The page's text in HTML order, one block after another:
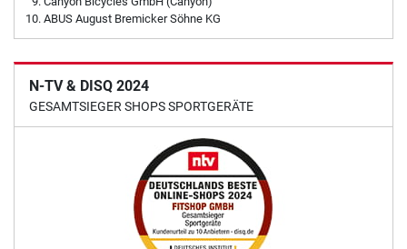
ABUS August Bremicker Söhne KG
N-TV & DISQ 2024
GESAMTSIEGER SHOPS SPORTGERÄTE